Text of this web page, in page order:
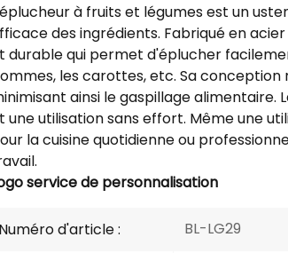
à fruits et légumes est un
des ingrédients. Fabriqué en
durable qui permet d'éplucher
les carottes, etc. Sa
ainsi le gaspillage
une utilisation sans effort. Même une
la cuisine quotidienne ou
service de personnalisation
Numéro d'article : BL-LG29